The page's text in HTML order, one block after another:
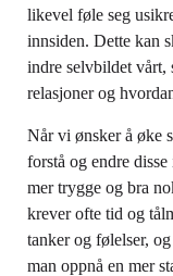
likevel føle seg
innsiden. Dette kan
indre selvbildet vårt,
relasjoner og
Når vi ønsker å øke
forstå og endre
mer trygge og bra
krever ofte tid og
tanker og følelser,
man oppnå en mer